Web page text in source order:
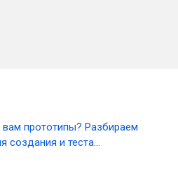
вам прототипы? Разбираем
создания и теста